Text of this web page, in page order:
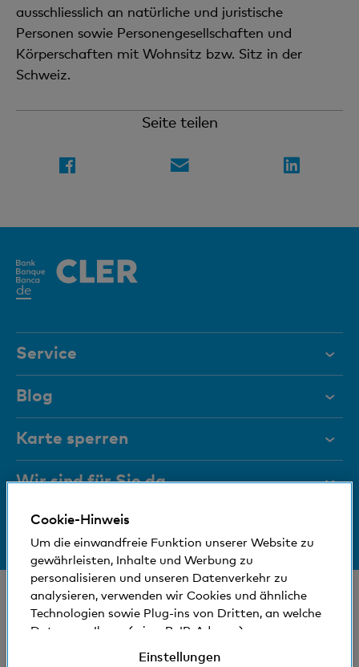
ausschliesslich an natürliche und juristische
Personen sowie Personengesellschaften und
Körperschaften mit Wohnsitz bzw. Sitz in der
Schweiz.
Seite teilen
deAktives
Service
Hilfe & Kontakt
Dokumente
Magazin
Führungsgremien
Medien
Sozial und umweltfreundlich
Blog
Karte sperren
+41 (0)800 88 99 66
Wir sind für Sie da
Hilfe & Kontakt
Standorte und Bancomaten
Bankinfos
© Bank Cler AG
Rechtliche Bedingungen und Hinweise
Cookie-Hinweis
Um die einwandfreie Funktion unserer Website zu
gewährleisten, Inhalte und Werbung zu
personalisieren und unseren Datenverkehr zu
analysieren, verwenden wir Cookies und ähnliche
Technologien sowie Plug-ins von Dritten, an welche
Daten von Ihnen (wie z.B. IP-Adresse)
Einstellungen